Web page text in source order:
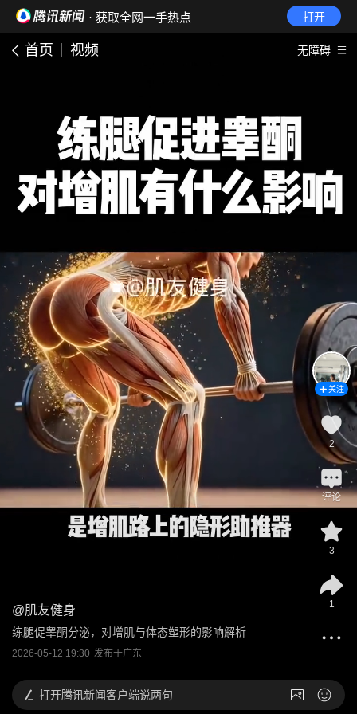
· 获取全网一手热点 打开
首页 视频 无障碍
@肌友健身
练腿促睾酮分泌，对增肌与体态塑形的影响解析
2026-05-12 19:30 发布于广东
关注
2
评论
3
1
打开腾讯新闻客户端说两句